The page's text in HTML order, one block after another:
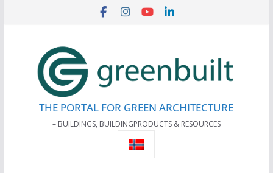
THE PORTAL FOR GREEN ARCHITECTURE
– BUILDINGS, BUILDINGPRODUCTS & RESOURCES